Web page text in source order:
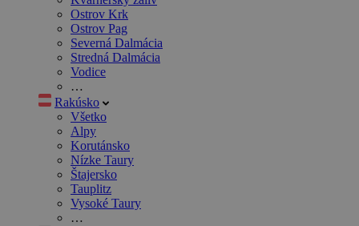
Ostrov Krk
Ostrov Pag
Severná Dalmácia
Stredná Dalmácia
Vodice
…
Rakúsko
Všetko
Alpy
Korutánsko
Nízke Taury
Štajersko
Tauplitz
Vysoké Taury
…